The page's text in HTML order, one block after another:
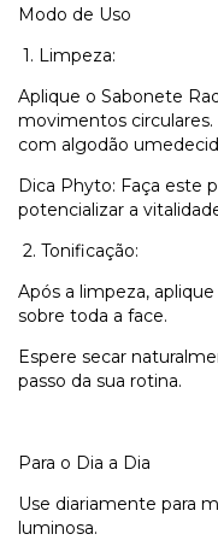
Modo de Uso
1. Limpeza:
Aplique o Sabonete
movimentos
com algodão
Dica Phyto: Faça este
potencializar a
2. Tonificação:
Após a limpeza,
sobre toda a face.
Espere secar
passo da sua rotina.
Para o Dia a Dia
Use diariamente para
luminosa.